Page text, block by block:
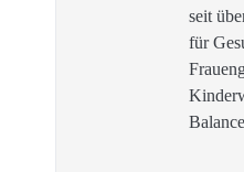
seit
für
Balance